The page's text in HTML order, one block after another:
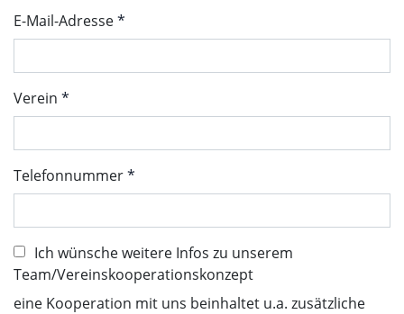
E-Mail-Adresse
Verein
Telefonnummer
Ich wünsche weitere Infos zu unserem
Team/Vereinskooperationskonzept
eine Kooperation mit uns beinhaltet u.a. zusätzliche